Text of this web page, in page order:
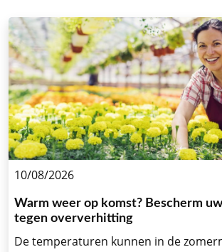
10/08/2026
Warm weer op komst? Bescherm
tegen oververhitting
De temperaturen kunnen in de